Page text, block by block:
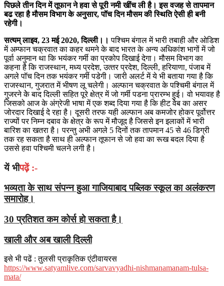
पिछले तीन दिन में तूफान ने हवा से पूरी नमी खींच ली है। इस वजह से तापमान
बढ रहा है मौसम विभाग के अनुसार, पॉच दिन मौसम की स्थिति ऐसी ही बनी
रहेगी।
सत्‍यम् लाइव, 23 मई 2020, दिल्‍ली।। पश्चिम बंगाल में भारी तबाही और ओडिश
में अम्‍फान चक्रवात का कहर थमने के बाद भारत के अन्‍य अधिकांश भागों में जो
पूर्वा अनुमान था कि भयंकर गर्मी का प्रकोप दिखाई देगा। मौसम विभाग का
कहना है कि राजस्‍थान, मध्‍य प्रदेश, उत्‍तर प्रदेश, दिल्‍ली, हरियाणा, पंजाब में
अगले पॉच दिन तक भयंकर गर्मी पडेगी। जारी अलर्ट में ये भी बताया गया है कि
राजस्‍थान, गुजरात में भीषण लू चलेगी। अल्‍फान चक्रवात के पश्‍चिमी बंगाल में
गुजरने केे बाद दिल्‍ली सहित पूरे क्षेत्र में जो गर्मी पडना प्रारम्‍भ हुई। वो भयावह है
जिसको आज के अंग्रेजी भाषा में एक शब्‍द दिया गया है कि हीट वेेब का असर
जोरदार दिखाई दे रहा है। दूसरी तरफ यही अल्‍फान अब कमजोर होकर पूर्वोत्तर
राज्यों पर निम्न दबाव के क्षेत्र के रूप में मौजूद है जिससे इन इलाकों में भारी
बारिश का खतरा है। परन्‍तु अभी अगले 5 दिनों तक तापमान 45 से 46 डिग्री
तक रह सकता है साथ ही अल्‍फान तूफान से जो हवा का रूख बदल दिया है
उससे हवा पश्चिमी चलने लगी है।
यें भीपढ़ें :-
भव्यता के साथ संपन्न हुआ गाजियाबाद पब्लिक स्कूल का अलंकरण
समारोह।
30 प्रतिशत कम कोर्स हो सकता है।
खाली और अब खाली दिल्‍ली
इसे भी पढें : तुलसी प्राकृतिक एंटीवायरस
https://www.satyamlive.com/sarvavyadhi-nishmanamanam-tulsa-
mata/